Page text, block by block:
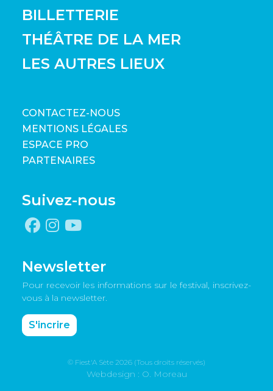
BILLETTERIE
THÉÂTRE DE LA MER
LES AUTRES LIEUX
CONTACTEZ-NOUS
MENTIONS LÉGALES
ESPACE PRO
PARTENAIRES
Suivez-nous
Newsletter
Pour recevoir les informations sur le festival, inscrivez-
vous à la newsletter.
S'incrire
© Fiest'A Sète 2026 (Tous droits réservés)
Webdesign : O. Moreau